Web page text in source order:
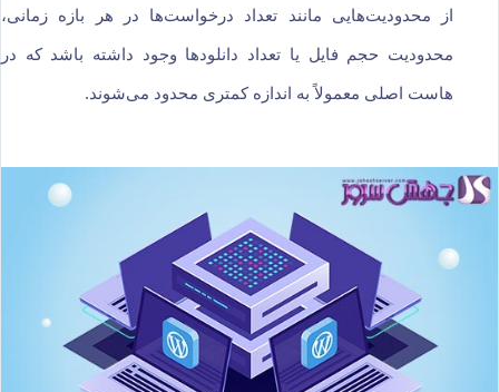
از محدودیت‌هایی مانند تعداد درخواست‌ها در هر بازه زمانی،
محدودیت حجم فایل یا تعداد دانلودها وجود داشته باشد که در
هاست اصلی معمولاً به اندازه کمتری محدود می‌شوند.